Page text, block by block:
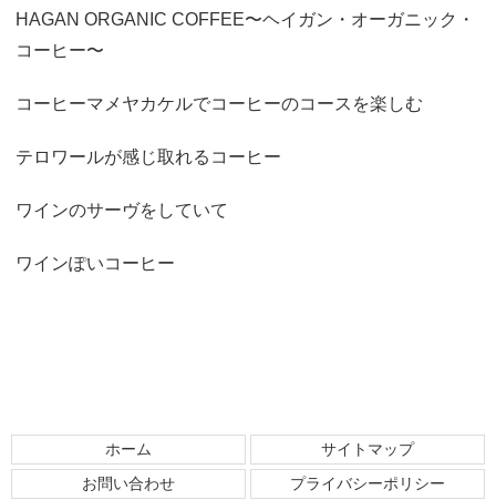
HAGAN ORGANIC COFFEE〜ヘイガン・オーガニック・
コーヒー〜
コーヒーマメヤカケルでコーヒーのコースを楽しむ
テロワールが感じ取れるコーヒー
ワインのサーヴをしていて
ワインぽいコーヒー
ホーム
サイトマップ
お問い合わせ
プライバシーポリシー